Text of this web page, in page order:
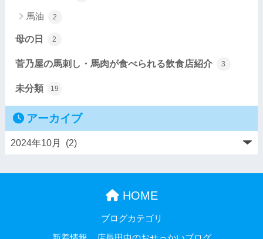
馬油 2
母の日 2
菅乃屋の馬刺し・馬肉が食べられる飲食店紹介 3
未分類 19
アーカイブ
HOME
ブログカテゴリ